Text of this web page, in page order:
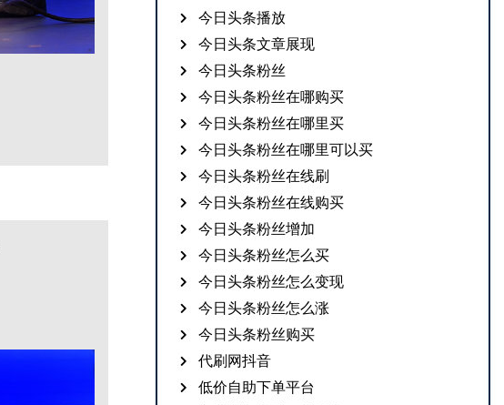
今日头条播放
今日头条文章展现
今日头条粉丝
今日头条粉丝在哪购买
今日头条粉丝在哪里买
今日头条粉丝在哪里可以买
今日头条粉丝在线刷
今日头条粉丝在线购买
今日头条粉丝增加
今日头条粉丝怎么买
今日头条粉丝怎么变现
今日头条粉丝怎么涨
今日头条粉丝购买
代刷网抖音
低价自助下单平台